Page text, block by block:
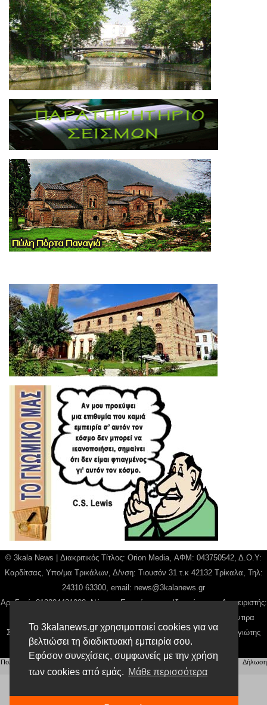
Το 3kalanews.gr χρησιμοποιεί cookies για να
βελτιώσει τη διαδικτυακή εμπειρία σου.
Εφόσον συνεχίσεις, συμφωνείς με την χρήση
των cookies από εμάς. Μάθε περισσότερα
© 3kala News | Διακριτικός Τίτλος: Orion Media, ΑΦΜ: 043750542, Δ.Ο.Υ:
Καρδίτσας, Υπο/μα Τρικάλων, Δ/νση: Τιουσόν 31 τ.κ 42132 Τρίκαλα, Τηλ:
24310 63300, email: news@3kalanews.gr
Αρ. Γεμή: 018804431000, Νόμιμος Εκπρόσωπος, Ιδιοκτήτης και Διαχειριστής:
Παναγιώτης Φιλίππου, Διευθύντρια: Γιαννουσά Βασιλική, Διευθύντιρα
Σύνταξης: Μπαλαμπάνη Βασιλική. Δικαιούχος domain name Παναγιώτης
Φιλίππου
Πολιτική απορρήτου Αίτηση Διαχείρισης Προσωπικών Δεδομένων |Όροι χρήσης
Δήλωση
Συμμόρφωσης